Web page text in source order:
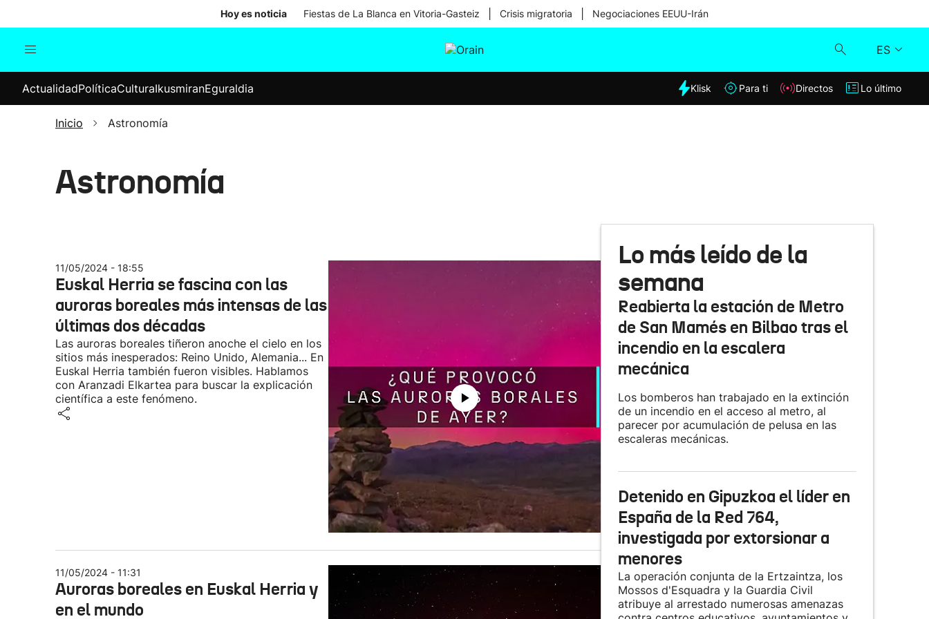
Hoy es noticia Fiestas de La Blanca en Vitoria-Gasteiz Crisis migratoria Negociaciones EEUU-Irán
ES
Internacional
Elecciones
Klisk
Lo último
ActualidadPolíticaCulturaIkusmiranEguraldia Klisk Para ti Directos Lo último
Inicio Astronomía
Astronomía
11/05/2024 - 18:55
Euskal Herria se fascina con las
auroras boreales más intensas de las
últimas dos décadas
Las auroras boreales tiñeron anoche el cielo en los
sitios más inesperados: Reino Unido, Alemania... En
Euskal Herria también fueron visibles. Hablamos
con Aranzadi Elkartea para buscar la explicación
científica a este fenómeno.
11/05/2024 - 11:31
Auroras boreales en Euskal Herria y
en el mundo
Lo más leído de la
semana
Reabierta la estación de Metro
de San Mamés en Bilbao tras el
incendio en la escalera
mecánica
Los bomberos han trabajado en la extinción
de un incendio en el acceso al metro, al
parecer por acumulación de pelusa en las
escaleras mecánicas.
Detenido en Gipuzkoa el líder en
España de la Red 764,
investigada por extorsionar a
menores
La operación conjunta de la Ertzaintza, los
Mossos d'Esquadra y la Guardia Civil
atribuye al arrestado numerosas amenazas